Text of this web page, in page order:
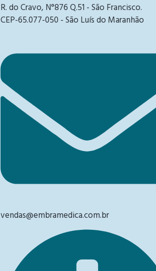
R. do Cravo, N°876 Q.51 - São Francisco.
CEP-65.077-050 - São Luís do Maranhão
vendas@embramedica.com.br